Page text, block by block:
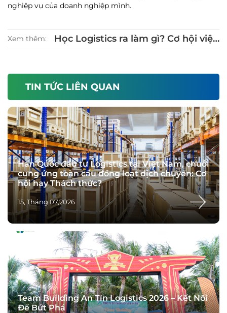
nghiệp vụ của doanh nghiệp mình.
Xem thêm:
Học Logistics ra làm gì? Cơ hội việc
TIN TỨC LIÊN QUAN
Hàn Quốc đầu tư Logistics tại Việt Nam, chuỗi
cung ứng toàn cầu đồng loạt dịch chuyển: Cơ
hội hay Thách thức?
15, Tháng 07,2026
Team Building An Tín Logistics 2026 – Kết Nối
Để Bứt Phá